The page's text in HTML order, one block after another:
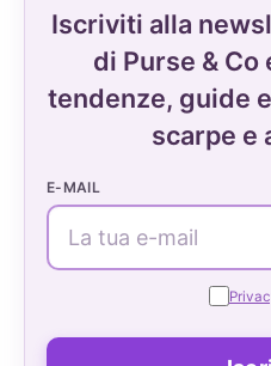
Iscriviti alla
di Purse &
tendenze, guide
scarpe e
E-MAIL